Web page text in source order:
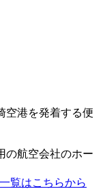
空港を発着する便
の航空会社のホー
覧はこちらから